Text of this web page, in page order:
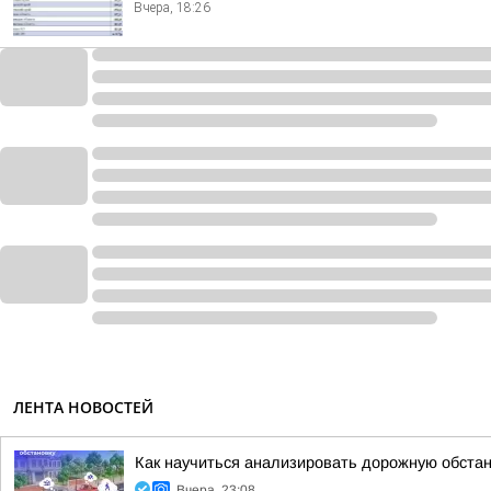
Вчера, 18:26
ЛЕНТА НОВОСТЕЙ
Как научиться анализировать дорожную